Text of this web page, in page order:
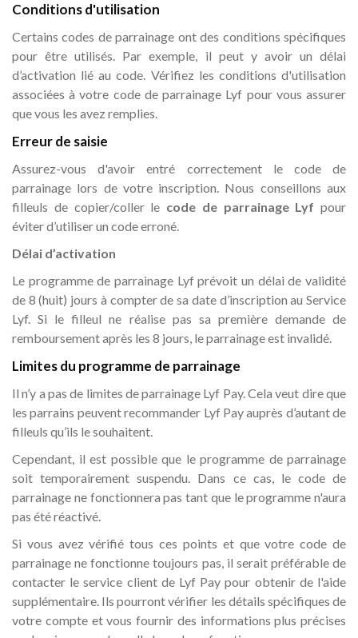
Conditions d'utilisation
Certains codes de parrainage ont des conditions spécifiques
pour être utilisés. Par exemple, il peut y avoir un délai
d’activation lié au code. Vérifiez les conditions d'utilisation
associées à votre code de parrainage Lyf pour vous assurer
que vous les avez remplies.
Erreur de saisie
Assurez-vous d'avoir entré correctement le code de
parrainage lors de votre inscription. Nous conseillons aux
filleuls de copier/coller le code de parrainage Lyf pour
éviter d’utiliser un code erroné.
Délai d’activation
Le programme de parrainage Lyf prévoit un délai de validité
de 8 (huit) jours à compter de sa date d’inscription au Service
Lyf. Si le filleul ne réalise pas sa première demande de
remboursement après les 8 jours, le parrainage est invalidé.
Limites du programme de parrainage
Il n’y a pas de limites de parrainage Lyf Pay. Cela veut dire que
les parrains peuvent recommander Lyf Pay auprès d’autant de
filleuls qu’ils le souhaitent.
Cependant, il est possible que le programme de parrainage
soit temporairement suspendu. Dans ce cas, le code de
parrainage ne fonctionnera pas tant que le programme n'aura
pas été réactivé.
Si vous avez vérifié tous ces points et que votre code de
parrainage ne fonctionne toujours pas, il serait préférable de
contacter le service client de Lyf Pay pour obtenir de l'aide
supplémentaire. Ils pourront vérifier les détails spécifiques de
votre compte et vous fournir des informations plus précises